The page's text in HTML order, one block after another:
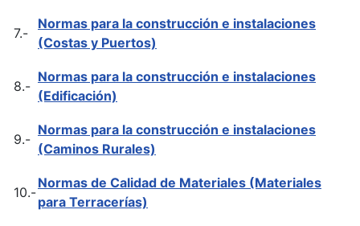
7.-
Normas para la construcción e instalaciones
(Costas y Puertos)
8.-
Normas para la construcción e instalaciones
(Edificación)
9.-
Normas para la construcción e instalaciones
(Caminos Rurales)
10.-
Normas de Calidad de Materiales (Materiales
para Terracerías)